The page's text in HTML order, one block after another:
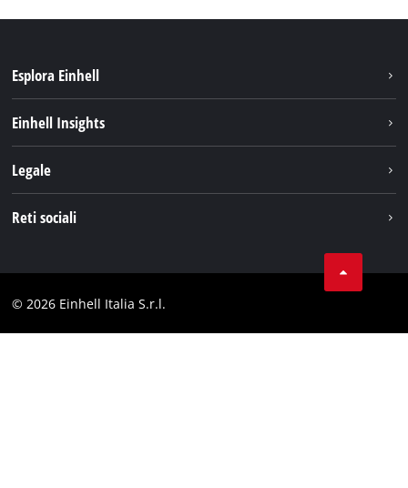
Esplora Einhell
Chi siamo
Einhell Insights
Einhell prodotti
Legale
Comformità
Reti sociali
Linkedin
© 2026 Einhell Italia S.r.l.